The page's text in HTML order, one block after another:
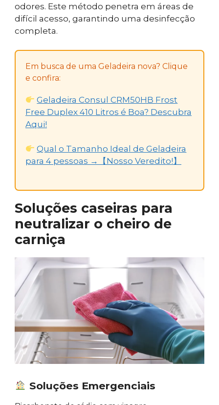
odores. Este método penetra em áreas de
difícil acesso, garantindo uma desinfecção
completa.
Em busca de uma Geladeira nova? Clique
e confira:
Geladeira Consul CRM50HB Frost
Free Duplex 410 Litros é Boa? Descubra
Aqui!
Qual o Tamanho Ideal de Geladeira
para 4 pessoas →【Nosso Veredito!】
Soluções caseiras para
neutralizar o cheiro de
carniça
Soluções Emergenciais